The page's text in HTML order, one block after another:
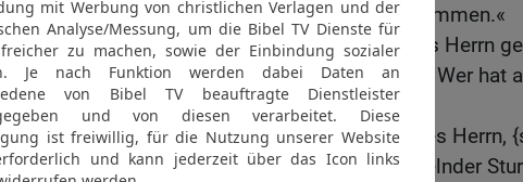
Unglück wird über euch kommen.«
18
Denn wer hat im Rat des Herrn
gesehen und gehört hätte? Wer hat
gehört?
19 Siehe, ein Sturmwind des Herrn,
hervorgebrochen, ein wirbelnder